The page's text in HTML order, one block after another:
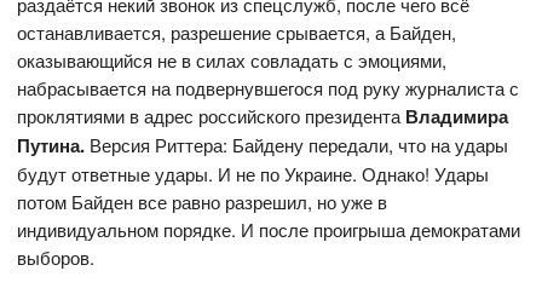
останавливается, разрешение срывается, а Байден,
оказывающийся не в силах совладать с эмоциями,
набрасывается на подвернувшегося под руку журналиста с
проклятиями в адрес российского президента Владимира
Путина. Версия Риттера: Байдену передали, что на удары
будут ответные удары. И не по Украине. Однако! Удары
потом Байден все равно разрешил, но уже в
индивидуальном порядке. И после проигрыша демократами
выборов.